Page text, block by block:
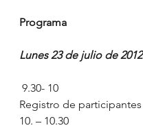
Programa
Lunes 23 de julio de 2012
9.30- 10
Registro de participantes
10. – 10.30